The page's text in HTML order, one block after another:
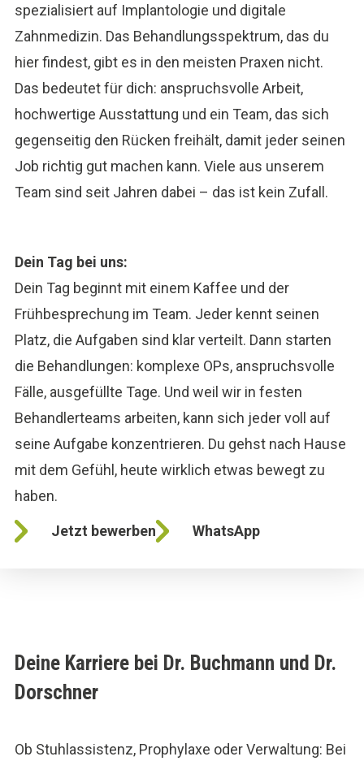
spezialisiert auf Implantologie und digitale
Zahnmedizin. Das Behandlungsspektrum, das du
hier findest, gibt es in den meisten Praxen nicht.
Das bedeutet für dich: anspruchsvolle Arbeit,
hochwertige Ausstattung und ein Team, das sich
gegenseitig den Rücken freihält, damit jeder seinen
Job richtig gut machen kann. Viele aus unserem
Team sind seit Jahren dabei – das ist kein Zufall.
Dein Tag bei uns:
Dein Tag beginnt mit einem Kaffee und der
Frühbesprechung im Team. Jeder kennt seinen
Platz, die Aufgaben sind klar verteilt. Dann starten
die Behandlungen: komplexe OPs, anspruchsvolle
Fälle, ausgefüllte Tage. Und weil wir in festen
Behandlerteams arbeiten, kann sich jeder voll auf
seine Aufgabe konzentrieren. Du gehst nach Hause
mit dem Gefühl, heute wirklich etwas bewegt zu
haben.
Jetzt bewerben WhatsApp
Deine Karriere bei Dr. Buchmann und Dr.
Dorschner
Ob Stuhlassistenz, Prophylaxe oder Verwaltung: Bei